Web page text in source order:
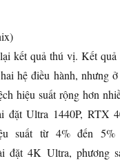
kết quả thú vị. Kết quả
hệ điều hành, nhưng
hiệu suất rộng hơn
đặt Ultra 1440P, RTX
suất từ ​​4% đến
đặt 4K Ultra, phương